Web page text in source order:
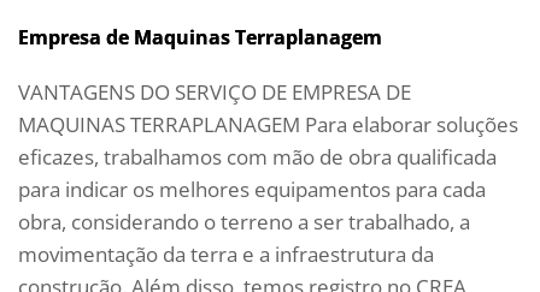
Empresa de Maquinas Terraplanagem
VANTAGENS DO SERVIÇO DE EMPRESA DE
MAQUINAS TERRAPLANAGEM Para elaborar soluções
eficazes, trabalhamos com mão de obra qualificada
para indicar os melhores equipamentos para cada
obra, considerando o terreno a ser trabalhado, a
movimentação da terra e a infraestrutura da
construção. Além disso, temos registro no CREA